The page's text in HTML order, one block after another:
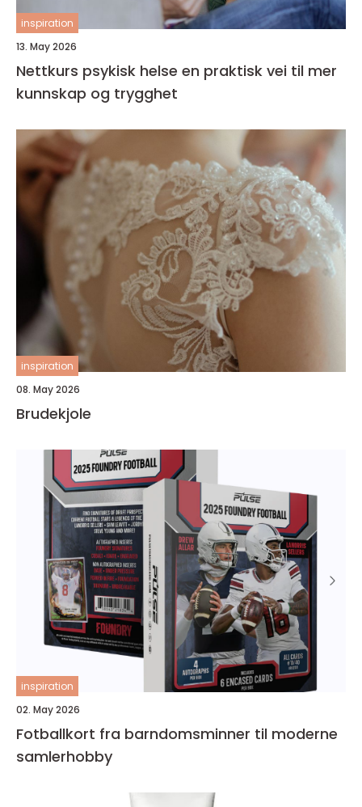
inspiration
13. May 2026
Nettkurs psykisk helse en praktisk vei til mer
kunnskap og trygghet
inspiration
08. May 2026
Brudekjole
inspiration
02. May 2026
Fotballkort fra barndomsminner til moderne
samlerhobby